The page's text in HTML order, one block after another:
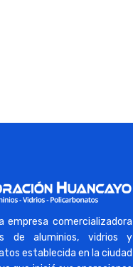
empresa comercializadora
de aluminios, vidrios y
establecida en la ciudad